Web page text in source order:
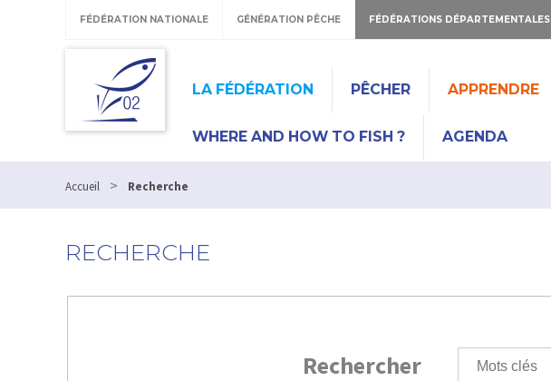
FÉDÉRATION NATIONALE GÉNÉRATION PÊCHE FÉDÉRATIONS DÉPARTEMENTALES
LA FÉDÉRATION PÊCHER APPRENDRE
WHERE AND HOW TO FISH ? AGENDA
Accueil > Recherche
RECHERCHE
Rechercher